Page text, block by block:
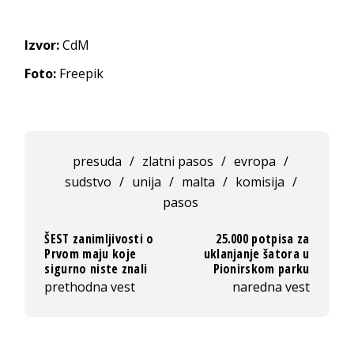
Izvor:CdM
Foto: Freepik
presuda / zlatni pasos / evropa /
sudstvo / unija / malta / komisija /
pasos
ŠEST zanimljivosti o
Prvom maju koje
sigurno niste znali
prethodna vest
25.000 potpisa za
uklanjanje šatora u
Pionirskom parku
naredna vest